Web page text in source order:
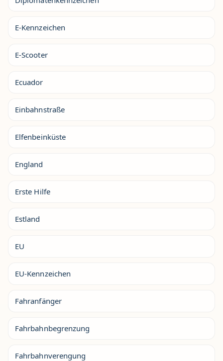
E-Kennzeichen
E-Scooter
Ecuador
Einbahnstraße
Elfenbeinküste
England
Erste Hilfe
Estland
EU
EU-Kennzeichen
Fahranfänger
Fahrbahnbegrenzung
Fahrbahnverengung